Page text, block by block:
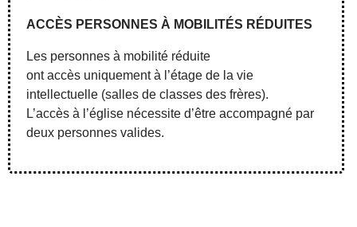
ACCÈS PERSONNES À MOBILITÉS RÉDUITES
Les personnes à mobilité réduite
ont accès uniquement à l’étage de la vie
intellectuelle (salles de classes des frères).
L’accès à l’église nécessite d’être accompagné par
deux personnes valides.